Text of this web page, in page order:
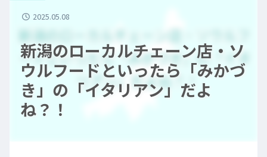
新潟のローカルチェーン店・ソ
ウルフードといったら「みかづ
き」の「イタリアン」だよ
ね？！
2025.05.08